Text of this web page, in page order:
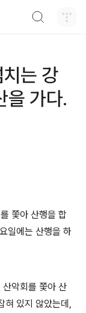
는 강
을 가다.
쫓아 산행을 합
일에는 산행을 하
악회를 쫓아 산
혀 있지 않았는데,